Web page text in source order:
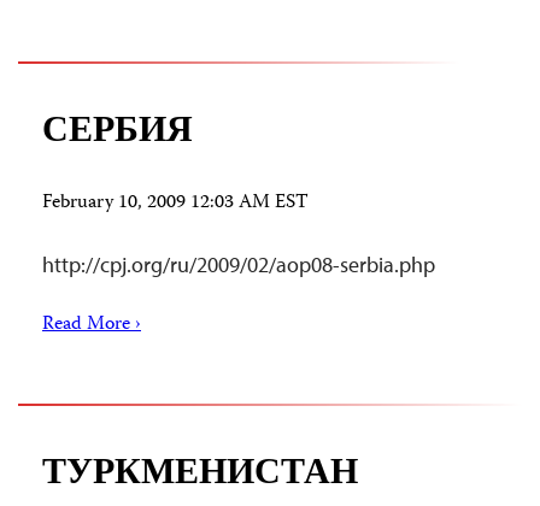
СЕРБИЯ
February 10, 2009 12:03 AM EST
http://cpj.org/ru/2009/02/aop08-serbia.php
Read More ›
ТУРКМЕНИСТАН